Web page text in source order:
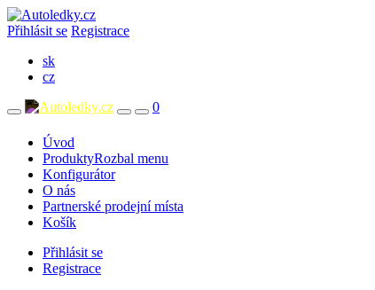
Přihlásit se Registrace
sk
cz
0
Úvod
ProduktyRozbal menu
Konfigurátor
O nás
Partnerské prodejní místa
Košík
Přihlásit se
Registrace